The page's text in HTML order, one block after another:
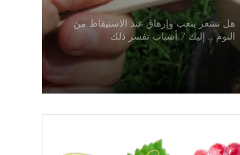
هل تشعر بتعب وإرهاق عند الاستيقاظ من
النوم .. إليك 7 أسباب تفسر ذلك